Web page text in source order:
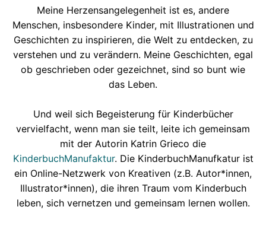
Meine Herzensangelegenheit ist es, andere
Menschen, insbesondere Kinder, mit Illustrationen und
Geschichten zu inspirieren, die Welt zu entdecken, zu
verstehen und zu verändern. Meine Geschichten, egal
ob geschrieben oder gezeichnet, sind so bunt wie
das Leben.
Und weil sich Begeisterung für Kinderbücher
vervielfacht, wenn man sie teilt, leite ich gemeinsam
mit der Autorin Katrin Grieco die
KinderbuchManufaktur. Die KinderbuchManufkatur ist
ein Online-Netzwerk von Kreativen (z.B. Autor*innen,
Illustrator*innen), die ihren Traum vom Kinderbuch
leben, sich vernetzen und gemeinsam lernen wollen.